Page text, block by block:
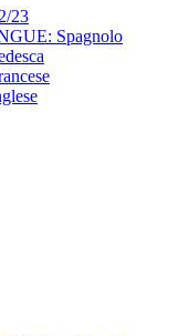
23
Spagnolo